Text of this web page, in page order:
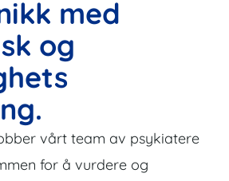
med
og
vårt team av psykiatere
for å vurdere og